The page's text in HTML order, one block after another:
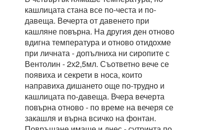
кашлицата стана все по-честа и по-
давеща. Вечерта от давенето при
кашляне повърна. На другия ден отново
вдигна температура и отново отидохме
при личната - допълниха ни сиропите с
Вентолин - 2х2,5мл. Съответно вече се
появиха и секрети в носа, които
направиха дишането още по-трудно и
кашлицата по-давеща. Вчера вечерта
повърна отново - по време на вечеря се
закашля и върна всичко на фонтан.